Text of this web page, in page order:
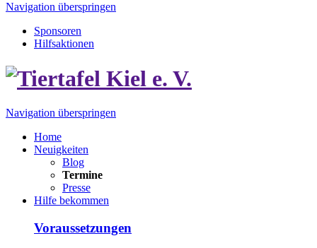
Navigation überspringen
Sponsoren
Hilfsaktionen
Navigation überspringen
Home
Neuigkeiten
Blog
Termine
Presse
Hilfe bekommen
Voraussetzungen